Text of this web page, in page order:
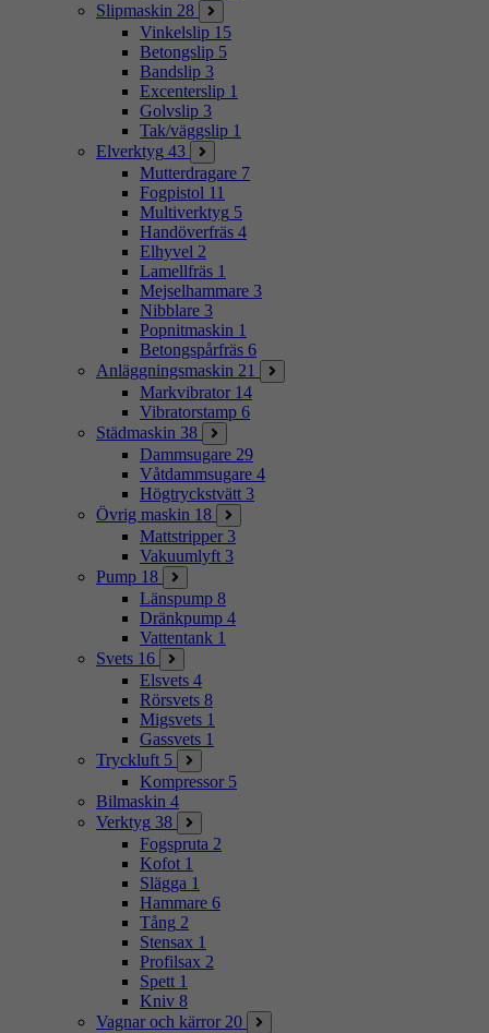
Slipmaskin 28
Vinkelslip 15
Betongslip 5
Bandslip 3
Excenterslip 1
Golvslip 3
Tak/väggslip 1
Elverktyg 43
Mutterdragare 7
Fogpistol 11
Multiverktyg 5
Handöverfräs 4
Elhyvel 2
Lamellfräs 1
Mejselhammare 3
Nibblare 3
Popnitmaskin 1
Betongspårfräs 6
Anläggningsmaskin 21
Markvibrator 14
Vibratorstamp 6
Städmaskin 38
Dammsugare 29
Våtdammsugare 4
Högtryckstvätt 3
Övrig maskin 18
Mattstripper 3
Vakuumlyft 3
Pump 18
Länspump 8
Dränkpump 4
Vattentank 1
Svets 16
Elsvets 4
Rörsvets 8
Migsvets 1
Gassvets 1
Tryckluft 5
Kompressor 5
Bilmaskin 4
Verktyg 38
Fogspruta 2
Kofot 1
Slägga 1
Hammare 6
Tång 2
Stensax 1
Profilsax 2
Spett 1
Kniv 8
Vagnar och kärror 20